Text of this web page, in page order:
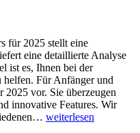
für 2025 stellt eine
eine detaillierte Analyse
ist es, Ihnen bei der
Für Anfänger und
vor. Sie überzeugen
innovative Features. Wir
Die
weiterlesen